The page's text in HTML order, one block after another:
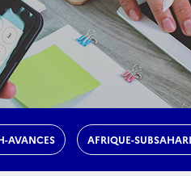
AVANCES AFRIQUE-